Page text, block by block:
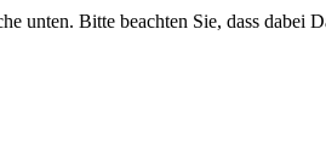
unten. Bitte beachten Sie, dass dabei